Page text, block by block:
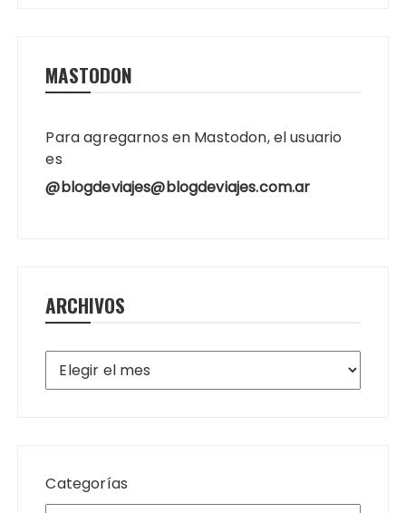
MASTODON
Para agregarnos en Mastodon, el usuario
es
@blogdeviajes@blogdeviajes.com.ar
ARCHIVOS
Archivos
Categorías